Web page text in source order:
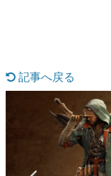
具体的
です。
ゲー
「経験
の起源
イニー
記事へ戻る